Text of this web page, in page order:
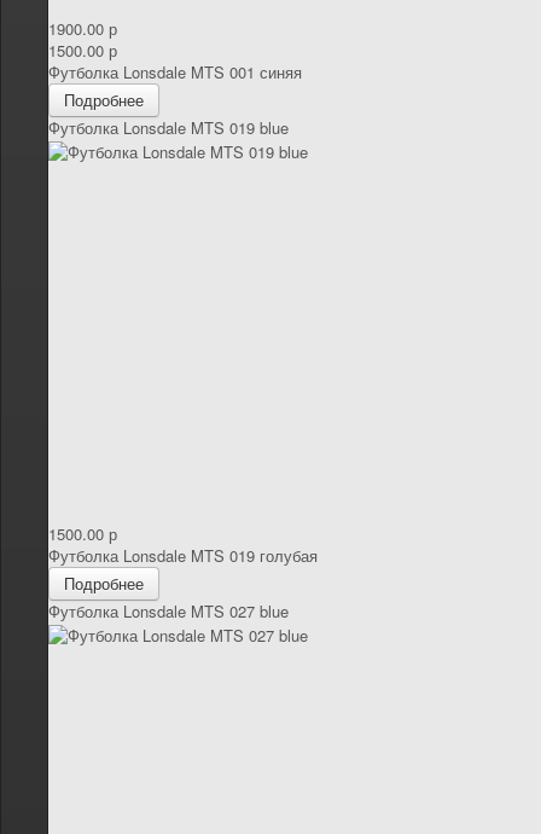
1900.00 р
1500.00 р
Футболка Lonsdale MTS 001 синяя
Подробнее
Футболка Lonsdale MTS 019 blue
1500.00 р
Футболка Lonsdale MTS 019 голубая
Подробнее
Футболка Lonsdale MTS 027 blue